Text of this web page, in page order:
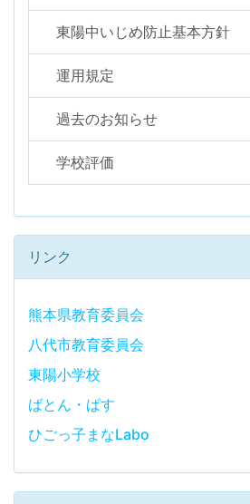
東陽中いじめ防止基本方針
運用規定
過去のお知らせ
学校評価
リンク
熊本県教育委員会
八代市教育委員会
東陽小学校
ばとん・ぱす
ひごっ子まなLabo